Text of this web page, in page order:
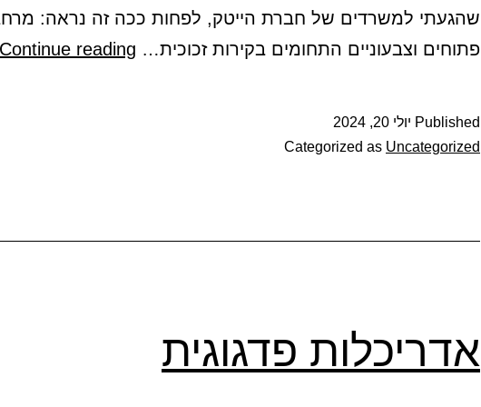
שהגעתי למשרדים של חברת הייטק, לפחות ככה זה נראה:
פתוחים וצבעוניים התחומים בקירות זכוכית… Continue reading
Published יולי 20, 2024
Categorized as Uncategorized
אדריכלות פדגוגית